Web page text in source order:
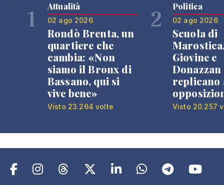
1 Attualità
02 ago 2026
Rondò Brenta, un
quartiere che
cambia: «Non
siamo il Bronx di
Bassano, qui si
vive bene»
Visto 23.264 volte
2 Politica
02 ago 2026
Scuola di
Giovine e
Donazzan
replicano
Visto 20.257